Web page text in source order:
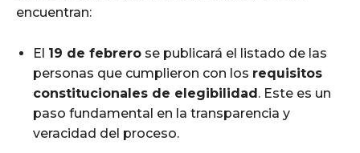
encuentran:
El 19 de febrero se publicará el listado de las
personas que cumplieron con los requisitos
constitucionales de elegibilidad . Este es un
paso fundamental en la transparencia y
veracidad del proceso.